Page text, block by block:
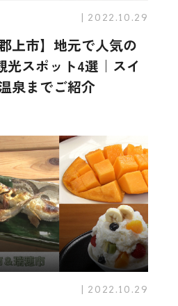
| 2022.10.29
上市】地元で人気の
光スポット4選｜スイ
泉までご紹介
| 2022.10.29